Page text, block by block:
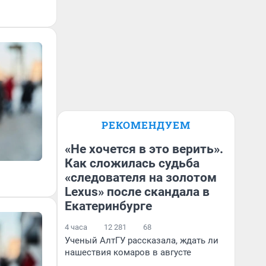
РЕКОМЕНДУЕМ
«Не хочется в это верить».
Как сложилась судьба
«следователя на золотом
Lexus» после скандала в
Екатеринбурге
4 часа 12 281 68
Ученый АлтГУ рассказала, ждать ли
нашествия комаров в августе